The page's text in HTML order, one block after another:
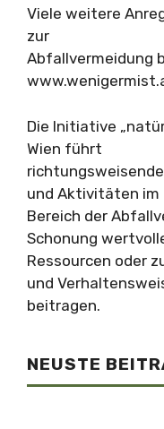
Viele weitere
zur
Abfallvermeidung
Die Initiative
Wien führt
und Aktivitäten im
Bereich der
Schonung
Ressourcen oder
und
beitragen.
NEUSTE